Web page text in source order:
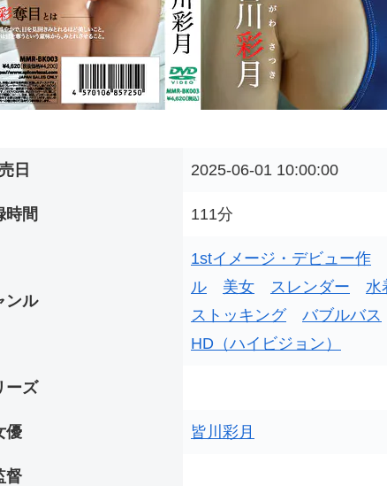
日 2025-06-01 10:00:00
時間 111分
ンル
1stイメージ・デビュー作
ル
美女 スレンダー 水
ストッキング
バブルバス
HD（ハイビジョン）
ーズ
優 皆川彩月
督